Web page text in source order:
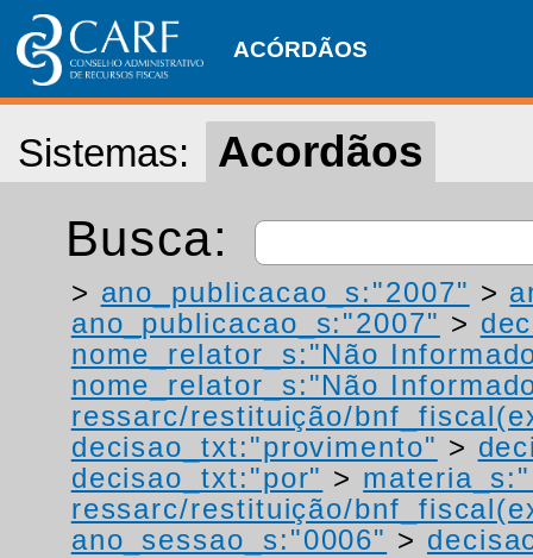
ACÓRDÃOS
Sistemas: Acordãos
Busca:
> ano_publicacao_s:"2007" >
ano_publicacao_s:"2007" >
nome_relator_s:"Não
nome_relator_s:"Não
ressarc/restituição/
decisao_txt:"provimento" >
decisao_txt:"por" >
ressarc/restituição/
ano_sessao_s:"0006" >